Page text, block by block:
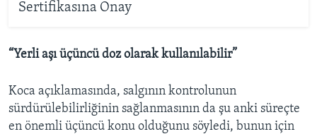
Sertifikasına Onay
“Yerli aşı üçüncü doz olarak kullanılabilir”
Koca açıklamasında, salgının kontrolunun
sürdürülebilirliğinin sağlanmasının da şu anki süreçte
en önemli üçüncü konu olduğunu söyledi, bunun için